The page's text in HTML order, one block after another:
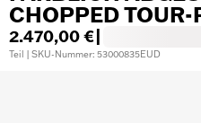
CHOPPED TOUR-
2.470,00 €
Teil | SKU-Nummer: 53000835EUD